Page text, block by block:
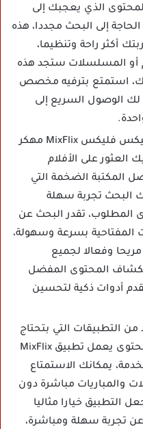
الذي يعجبك إلى
إلى البحث مجددا، هذه
أكثر راحة وتنظيما،
أو المسلسلات ستجد هذه
استمتع بترفيه مخصص
الوصول السريع إلى
يتميز تطبيق ميكس فليكس MixFlix مهكر
على الأفلام
المكتبة الضخمة التي
البحث تجربة سهلة
المطلوب، تقدر البحث عن
المفتاحية بسرعة وسهولة،
وفعالا لجميع
المحتوى المفضل
أدوات ذكية لتحسين
التطبيقات التي بتحتاج
تشغيل VPN للوصول إلى المحتوى يعمل تطبيق MixFlix
يمكانك الاستمتاع
والمباريات مباشرة دون
التطبيق خيارا مثاليا
تجربة سهلة ومباشرة،